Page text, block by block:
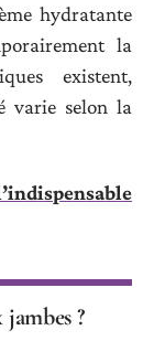
hydratante
la
existent,
varie selon la
?